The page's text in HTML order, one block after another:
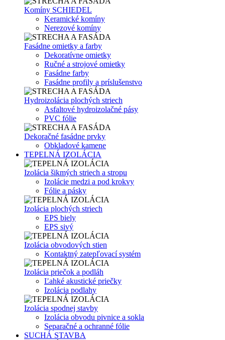
Komíny SCHIEDEL
Keramické komíny
Nerezové komíny
Fasádne omietky a farby
Dekoratívne omietky
Ručné a strojové omietky
Fasádne farby
Fasádne profily a príslušenstvo
Hydroizolácia plochých striech
Asfaltové hydroizolačné pásy
PVC fólie
Dekoračné fasádne prvky
Obkladové kamene
TEPELNÁ IZOLÁCIA
Izolácia šikmých striech a stropu
Izolácie medzi a pod krokvy
Fólie a pásky
Izolácia plochých striech
EPS biely
EPS sivý
Izolácia obvodových stien
Kontaktný zatepľovací systém
Izolácia priečok a podláh
Ľahké akustické priečky
Izolácia podlahy
Izolácia spodnej stavby
Izolácia obvodu pivnice a sokla
Separačné a ochranné fólie
SUCHÁ STAVBA